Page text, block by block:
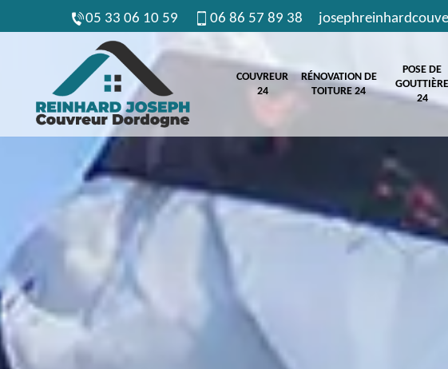
05 33 06 10 59 06 86 57 89 38
COUVREUR
24
RÉNOVATION DE
TOITURE 24
POSE DE
GOUTTIÈRE
24